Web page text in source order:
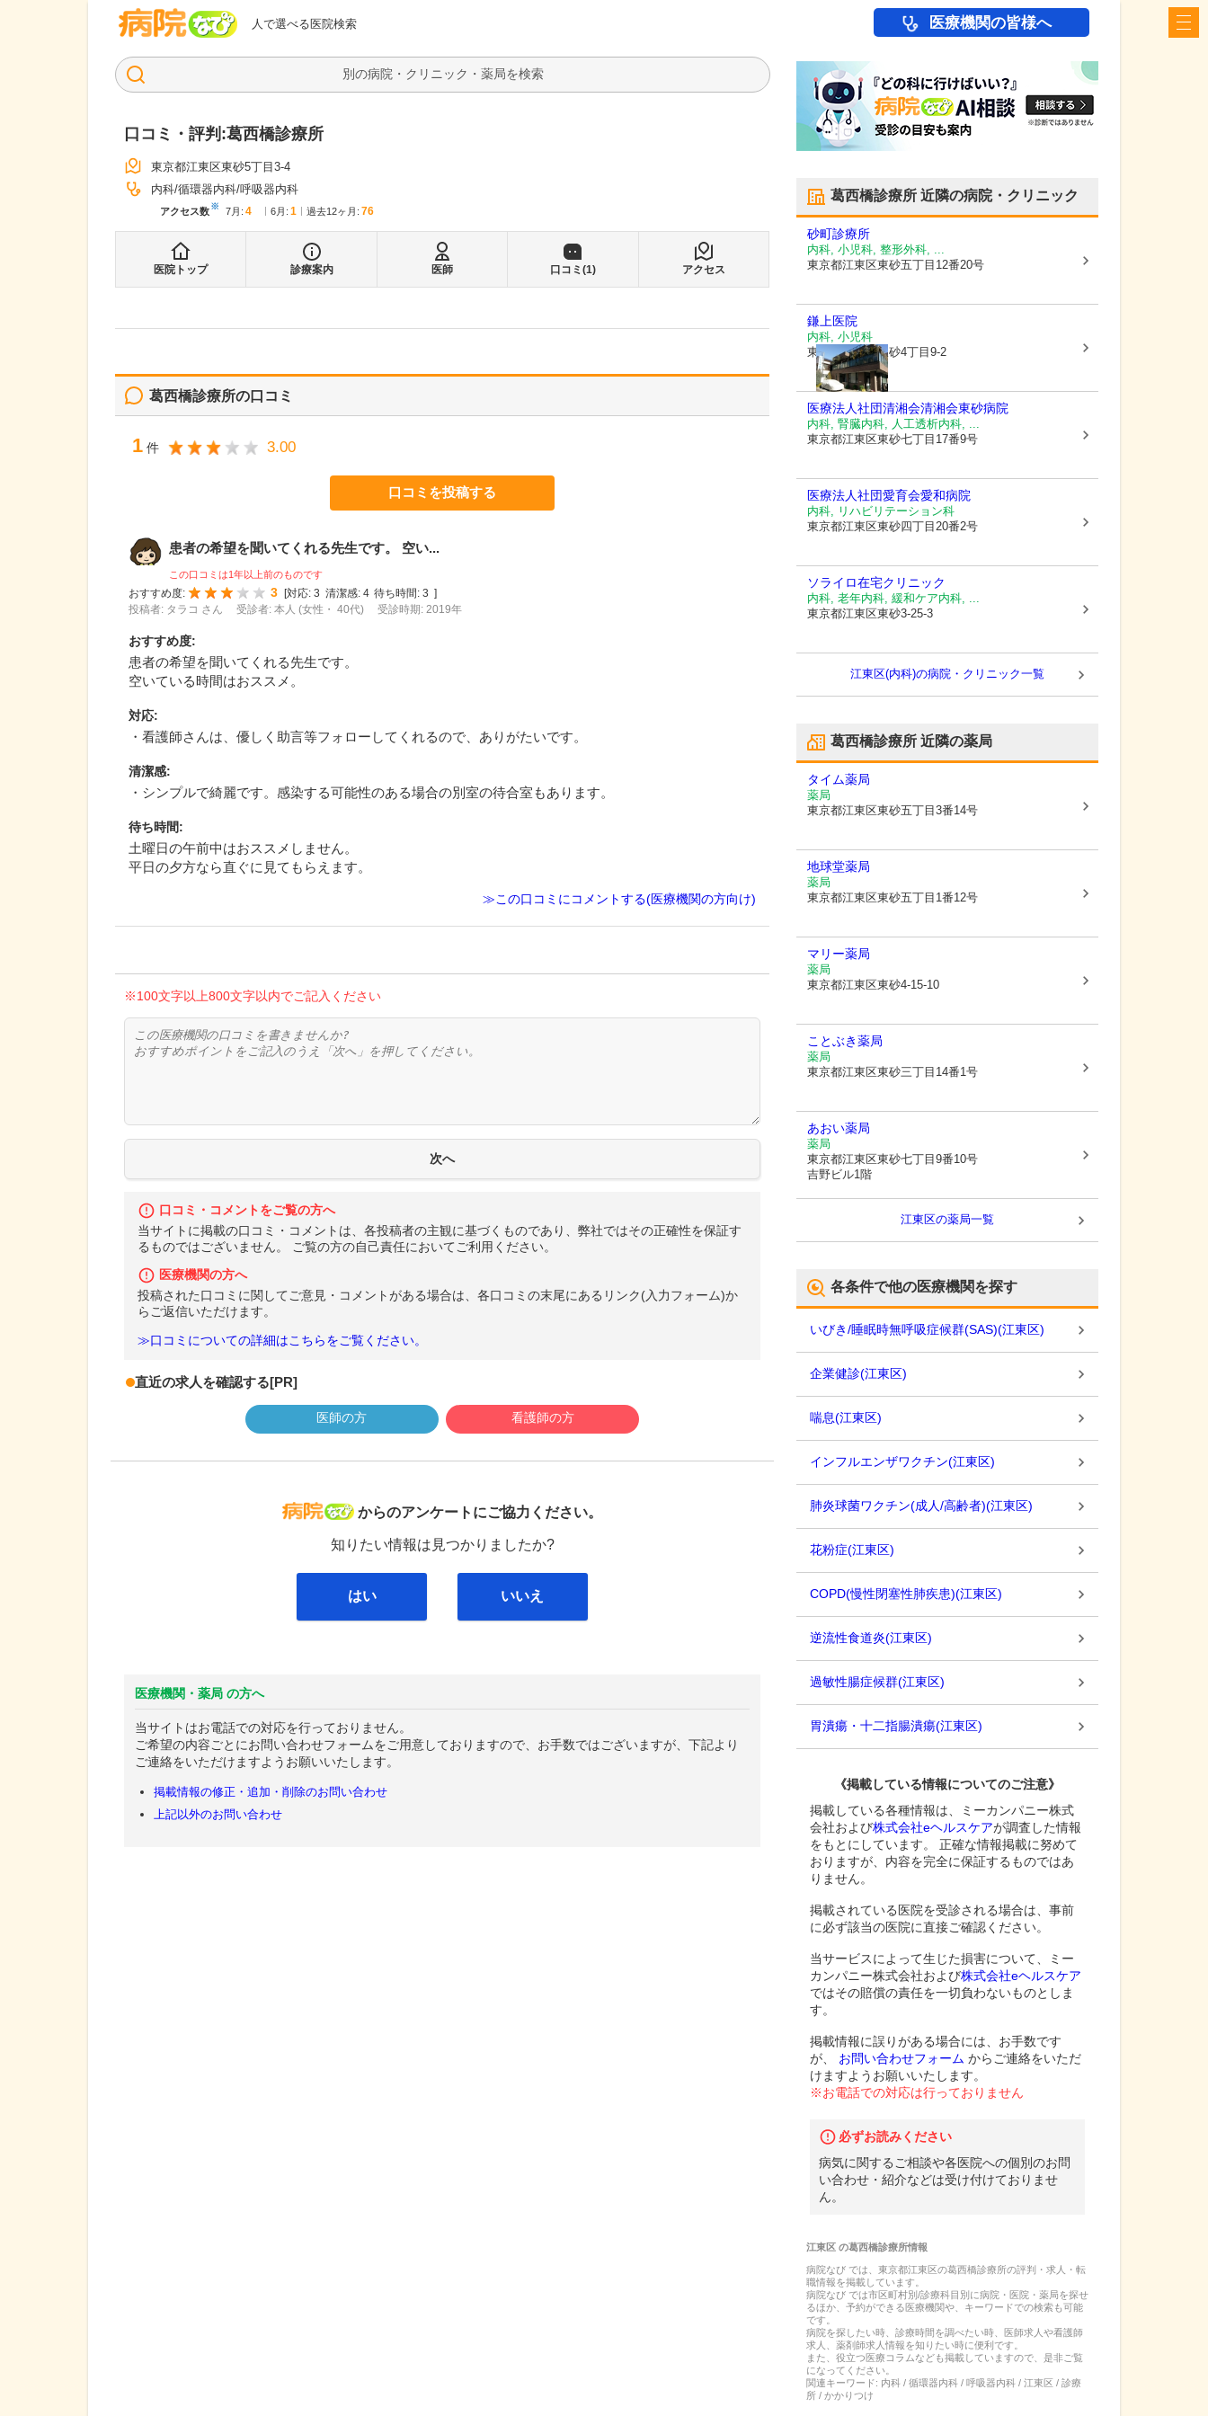
人で選べる医院検索
病院なび 医療機関の皆様へ
検索
口コミ・評判:葛西橋診療所
東京都江東区東砂5丁目3-4
内科 循環器内科 呼吸器内科
アクセス数※ 7月 : 4 6月 : 1 過去12ヶ月: 76
医院トップ 診療案内 医師 口コミ(1) アクセス
葛西橋診療所の口コミ
1 件 3.00
口コミを投稿する
患者の希望を聞いてくれる先生です。 空い...
この口コミは1年以上前のものです
おすすめ度:
3 [対応: 3 清潔感: 4 待ち時間: 3 ]
投稿者: タラコ さん
受診者: 本人 (女性・ 40代) 受診時期: 2019年
おすすめ度:
患者の希望を聞いてくれる先生です。
空いている時間はおススメ。
対応:
・看護師さんは、優しく助言等フォローしてくれるので、ありがたいです。
清潔感:
・シンプルで綺麗です。感染する可能性のある場合の別室の待合室もあります。
待ち時間:
土曜日の午前中はおススメしません。
平日の夕方なら直ぐに見てもらえます。
≫この口コミにコメントする(医療機関の方向け)
※100文字以上800文字以内でご記入ください
口コミ・コメントをご覧の方へ
当サイトに掲載の口コミ・コメントは、各投稿者の主観に基づくものであり、弊社ではその正確性を保証す
るものではございません。 ご覧の方の自己責任においてご利用ください。
医療機関の方へ
投稿された口コミに関してご意見・コメントがある場合は、各口コミの末尾にあるリンク(入力フォーム)か
らご返信いただけます。
≫口コミについての詳細はこちらをご覧ください。
直近の求人を確認する[PR]
医師の方 看護師の方
病院なび
からのアンケートにご協力ください。
知りたい情報は見つかりましたか?
はい いいえ
医療機関・薬局 の方へ
当サイトはお電話での対応を行っておりません。
ご希望の内容ごとにお問い合わせフォームをご用意しておりますので、お手数ではございますが、下記より
ご連絡をいただけますようお願いいたします。
掲載情報の修正・追加・削除のお問い合わせ
上記以外のお問い合わせ
葛西橋診療所 近隣の病院・クリニック
砂町診療所
内科, 小児科, 整形外科, ...
東京都江東区東砂五丁目12番20号
鎌上医院
内科, 小児科
東京都江東区東砂4丁目9-2
医療法人社団清湘会清湘会東砂病院
内科, 腎臓内科, 人工透析内科, ...
東京都江東区東砂七丁目17番9号
医療法人社団愛育会愛和病院
内科, リハビリテーション科
東京都江東区東砂四丁目20番2号
ソライロ在宅クリニック
内科, 老年内科, 緩和ケア内科, ...
東京都江東区東砂3-25-3
江東区(内科)の病院・クリニック一覧
葛西橋診療所 近隣の薬局
タイム薬局
薬局
東京都江東区東砂五丁目3番14号
地球堂薬局
薬局
東京都江東区東砂五丁目1番12号
マリー薬局
薬局
東京都江東区東砂4-15-10
ことぶき薬局
薬局
東京都江東区東砂三丁目14番1号
あおい薬局
薬局
東京都江東区東砂七丁目9番10号
吉野ビル1階
江東区の薬局一覧
各条件で他の医療機関を探す
いびき/睡眠時無呼吸症候群(SAS)(江東区)
企業健診(江東区)
喘息(江東区)
インフルエンザワクチン(江東区)
肺炎球菌ワクチン(成人/高齢者)(江東区)
花粉症(江東区)
COPD(慢性閉塞性肺疾患)(江東区)
逆流性食道炎(江東区)
過敏性腸症候群(江東区)
胃潰瘍・十二指腸潰瘍(江東区)
《掲載している情報についてのご注意》
掲載している各種情報は、ミーカンパニー株式
会社および株式会社eヘルスケアが調査した情報
をもとにしています。 正確な情報掲載に努めて
おりますが、内容を完全に保証するものではあ
りません。
掲載されている医院を受診される場合は、事前
に必ず該当の医院に直接ご確認ください。
当サービスによって生じた損害について、ミー
カンパニー株式会社および株式会社eヘルスケア
ではその賠償の責任を一切負わないものとしま
す。
掲載情報に誤りがある場合には、お手数です
が、
お問い合わせフォーム からご連絡をいただ
けますようお願いいたします。
※お電話での対応は行っておりません
必ずお読みください
病気に関するご相談や各医院への個別のお問
い合わせ・紹介などは受け付けておりませ
ん。
江東区の葛西橋診療所情報
病院なび では、 東京都江東区の葛西橋診療所の評判・求人・転
職情報を掲載しています。
病院なび では市区町村別/診療科目別に病院・医院・薬局を探せ
るほか、予約ができる医療機関や、キーワードでの検索も可能
です。
病院を探したい時、診療時間を調べたい時、医師求人や看護師
求人、薬剤師求人情報を知りたい時に便利です。
また、役立つ医療コラムなども掲載していますので、是非ご覧
になってください。
関連キーワード: 内科 / 循環器内科 / 呼吸器内科 / 江東区 / 診療
所 / かかりつけ